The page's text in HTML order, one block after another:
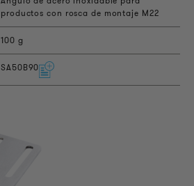
productos con rosca de montaje M22
100 g
SA50B90